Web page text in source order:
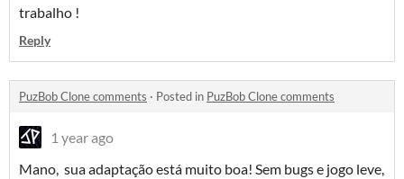
trabalho !
Reply
PuzBob Clone comments · Posted in PuzBob Clone comments
1 year ago
Mano, sua adaptação está muito boa! Sem bugs e jogo leve,